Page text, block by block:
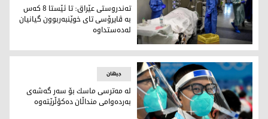
ئاماری مردووان به‌ ڤایرۆسی تای خوێنبه‌ربوون له‌ عێراق له‌
ته‌ندروستی عێراق: تا ئێستا 8 كه‌س
به‌ ڤایرۆسی تای خوێنبه‌ربوون گیانیان
له‌ده‌ستداوه‌
جیهان
له‌ مه‌ترسی ماسك بۆ سه‌ر گه‌شه‌ی
به‌رده‌وامی منداڵان ده‌كۆڵرێته‌وه‌